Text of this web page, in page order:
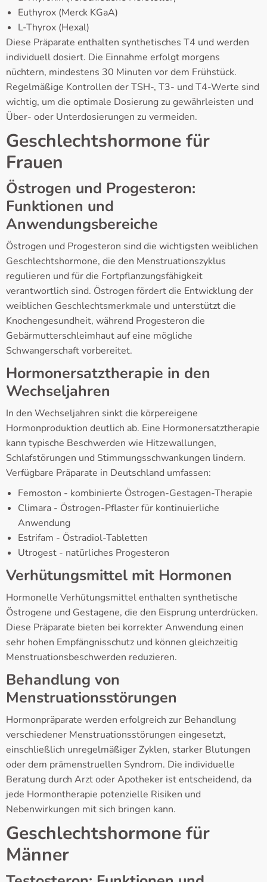
Euthyrox (Merck KGaA)
L-Thyrox (Hexal)
Diese Präparate enthalten synthetisches T4 und werden
individuell dosiert. Die Einnahme erfolgt morgens
nüchtern, mindestens 30 Minuten vor dem Frühstück.
Regelmäßige Kontrollen der TSH-, T3- und T4-Werte sind
wichtig, um die optimale Dosierung zu gewährleisten und
Über- oder Unterdosierungen zu vermeiden.
Geschlechtshormone für
Frauen
Östrogen und Progesteron:
Funktionen und
Anwendungsbereiche
Östrogen und Progesteron sind die wichtigsten weiblichen
Geschlechtshormone, die den Menstruationszyklus
regulieren und für die Fortpflanzungsfähigkeit
verantwortlich sind. Östrogen fördert die Entwicklung der
weiblichen Geschlechtsmerkmale und unterstützt die
Knochengesundheit, während Progesteron die
Gebärmutterschleimhaut auf eine mögliche
Schwangerschaft vorbereitet.
Hormonersatztherapie in den
Wechseljahren
In den Wechseljahren sinkt die körpereigene
Hormonproduktion deutlich ab. Eine Hormonersatztherapie
kann typische Beschwerden wie Hitzewallungen,
Schlafstörungen und Stimmungsschwankungen lindern.
Verfügbare Präparate in Deutschland umfassen:
Femoston - kombinierte Östrogen-Gestagen-Therapie
Climara - Östrogen-Pflaster für kontinuierliche
Anwendung
Estrifam - Östradiol-Tabletten
Utrogest - natürliches Progesteron
Verhütungsmittel mit Hormonen
Hormonelle Verhütungsmittel enthalten synthetische
Östrogene und Gestagene, die den Eisprung unterdrücken.
Diese Präparate bieten bei korrekter Anwendung einen
sehr hohen Empfängnisschutz und können gleichzeitig
Menstruationsbeschwerden reduzieren.
Behandlung von
Menstruationsstörungen
Hormonpräparate werden erfolgreich zur Behandlung
verschiedener Menstruationsstörungen eingesetzt,
einschließlich unregelmäßiger Zyklen, starker Blutungen
oder dem prämenstruellen Syndrom. Die individuelle
Beratung durch Arzt oder Apotheker ist entscheidend, da
jede Hormontherapie potenzielle Risiken und
Nebenwirkungen mit sich bringen kann.
Geschlechtshormone für
Männer